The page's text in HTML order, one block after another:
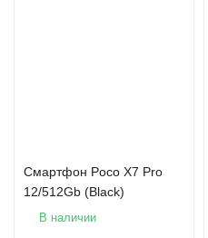
Смартфон Poco X7 Pro
12/512Gb (Black)
В наличии